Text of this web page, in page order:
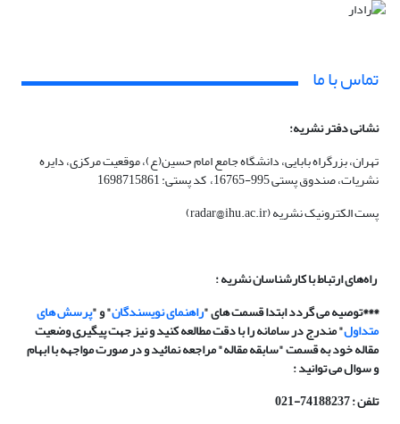
تماس با ما
نشانی دفتر نشریه:
تهران، بزرگراه بابایی، دانشگاه جامع امام حسین(ع)، موقعیت مرکزی، دایره
نشریات، صندوق پستی 995-16765، کد پستی: 1698715861
پست الکترونیک نشریه (radar@ihu.ac.ir)
راه‌های ارتباط با کارشناسان نشریه :
***توصیه می گردد ابتدا قسمت های "راهنمای نویسندگان" و "پرسش های
متداول" مندرج در سامانه را با دقت مطالعه کنید و نیز جهت پیگیری وضعیت
مقاله خود به قسمت "سابقه مقاله" مراجعه نمائید و در صورت مواجهه با ابهام
و سوال می توانید :
تلفن : 74188237-021